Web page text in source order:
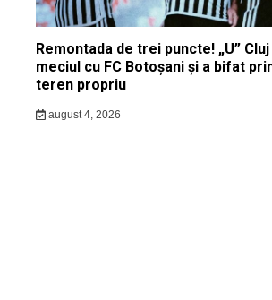
Remontada de trei puncte! „U”
meciul cu FC Botoșani și a bifat
teren propriu
august 4, 2026